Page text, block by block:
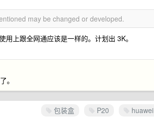
may be changed or developed.
上跟全网通应该是一样的。计划出 3K。
。
包装盒 P20 huawei